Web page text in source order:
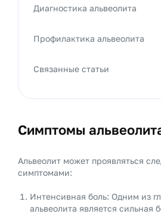
Симптомы
Альвеолит может проявляться
симптомами:
Интенсивная боль: Одним из
альвеолита является сильная
Диагностика альвеолита
Профилактика альвеолита
Связанные статьи